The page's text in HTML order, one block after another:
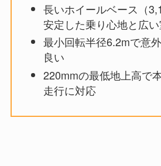
長いホイールベース（
安定した乗り心地と広
最小回転半径6.2mで意
良い
220mmの最低地上高で
走行に対応